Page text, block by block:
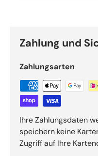
Zahlung und
Zahlungsarten
Ihre Zahlungsdaten
speichern keine
Zugriff auf Ihre